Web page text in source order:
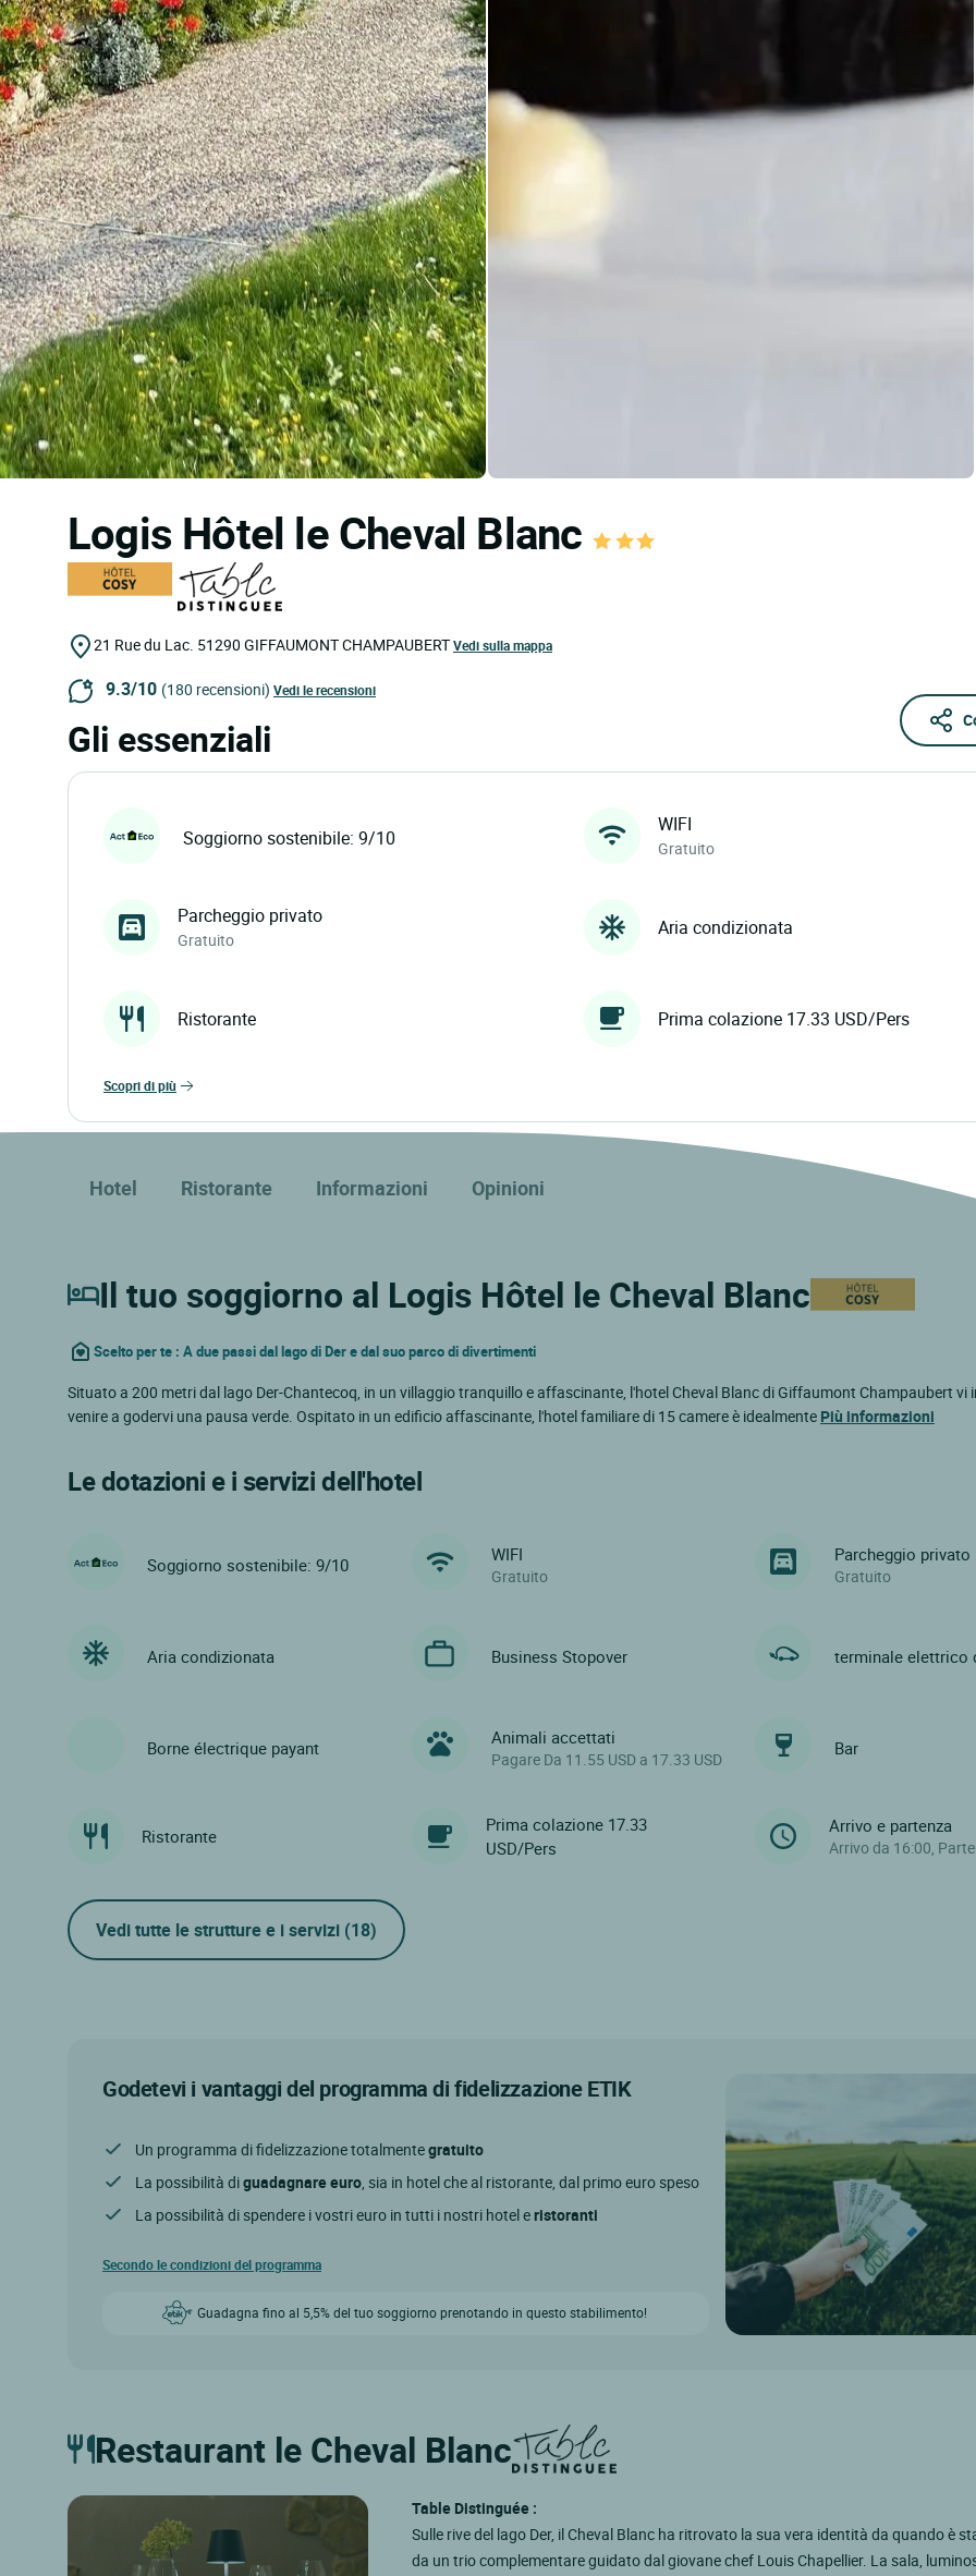
Logis Hôtel le Cheval Blanc
21 Rue du Lac. 51290 GIFFAUMONT CHAMPAUBERTVedi sulla mappa
9.3/10 (180 recensioni) Vedi le recensioni
Gli essenziali
Soggiorno sostenibile: 9/10
WIFI
Gratuito
Parcheggio privato
Gratuito
Aria condizionata
Ristorante Prima colazione 17.33 USD/Pers
scopri di più
Hotel Ristorante Informazioni Opinioni
Il tuo soggiorno al Logis Hôtel le Cheval Blanc
Scelto per te : A due passi dal lago di Der e dal suo parco di divertimenti
Situato a 200 metri dal lago Der-Chantecoq, in un villaggio tranquillo e affascinante, l'hotel Cheval Blanc di Giffaumont Champaubert vi
venire a godervi una pausa verde. Ospitato in un edificio affascinante, l'hotel familiare di 15 camere è idealmente Più informazioni
Le dotazioni e i servizi dell'hotel
Soggiorno sostenibile: 9/10 WIFI
Gratuito
Parcheggio privato
Gratuito
Aria condizionata Business Stopover terminale elettrico
Borne électrique payant Animali accettati
Pagare Da 11.55 USD a 17.33 USD
Bar
Ristorante
Prima colazione 17.33
USD/Pers
Arrivo e partenza
Arrivo da 16:00,
Vedi tutte le strutture e i servizi (18)
Godetevi i vantaggi del programma di fidelizzazione ETIK
Un programma di fidelizzazione totalmentegratuito
La possibilità diguadagnare euro, sia in hotel che al ristorante, dal primo euro speso
La possibilità di spendere i vostri euro in tutti i nostri hotel eristoranti
Secondo le condizioni del programma
Guadagna fino al 5,5% del tuo soggiorno prenotando in questo stabilimento!
Restaurant le Cheval Blanc
Table Distinguée :
Sulle rive del lago Der, il Cheval Blanc ha ritrovato la sua vera identità da quando è
da un trio complementare guidato dal giovane chef Louis Chapellier. La sala,